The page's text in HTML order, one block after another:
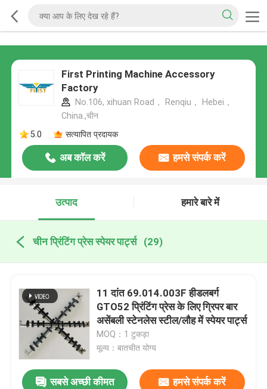
First Printing Machine Accessory
Factory
No.106, xihuan Road， Renqiu， Hebei，
China.,चीन
5.0
सत्यापित प्रदायक
अब कॉल करें हमसे संपर्क करें
उत्पाद हमारे बारे में
चीन प्रिंटिंग प्रेस स्पेयर पार्ट्स (29)
11 दांत 69.014.003F हीडलबर्ग
GTO52 प्रिंटिंग प्रेस के लिए ग्रिपर बार
असेंबली स्टेनलेस स्टील/लौह में स्पेयर पार्ट्स
MOQ：1 टुकड़ा
मूल्य：बातचीत योग्य
सबसे अच्छी कीमत हमसे संपर्क करें